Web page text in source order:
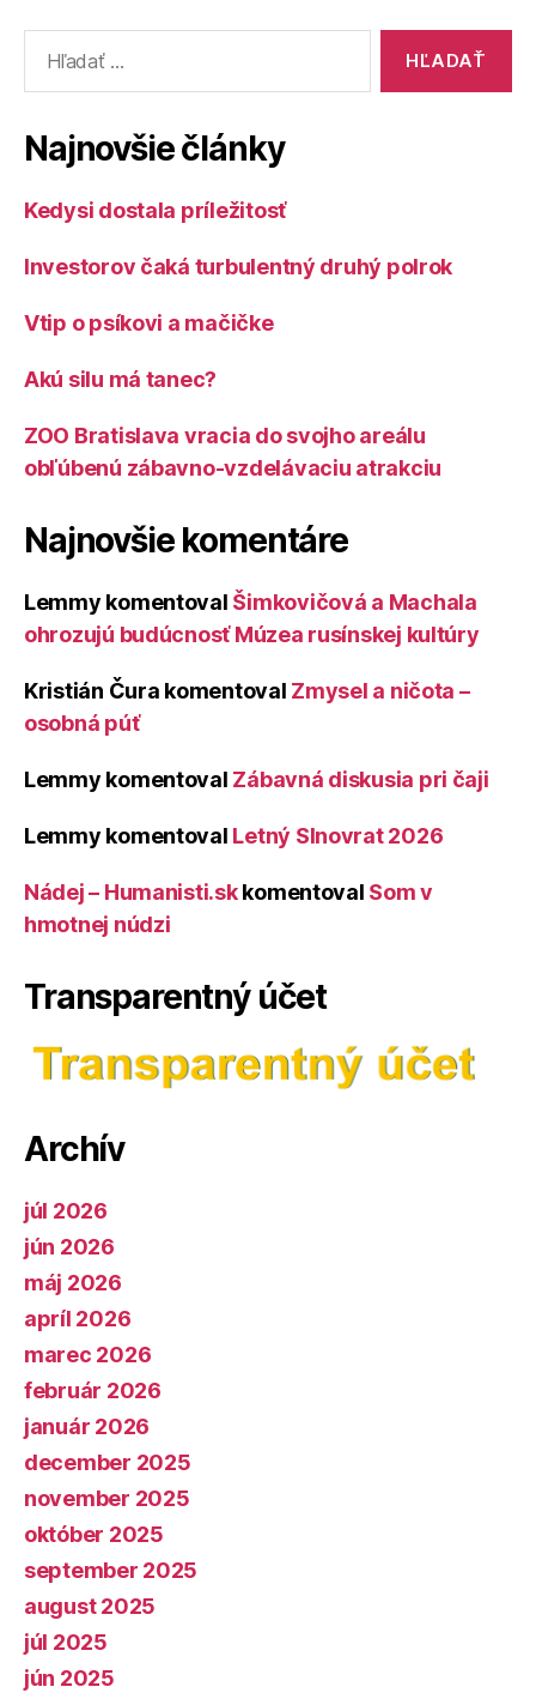
Najnovšie články
Kedysi dostala príležitosť
Investorov čaká turbulentný druhý polrok
Vtip o psíkovi a mačičke
Akú silu má tanec?
ZOO Bratislava vracia do svojho areálu
obľúbenú zábavno-vzdelávaciu atrakciu
Najnovšie komentáre
Lemmy komentoval Šimkovičová a Machala
ohrozujú budúcnosť Múzea rusínskej kultúry
Kristián Čura komentoval Zmysel a ničota –
osobná púť
Lemmy komentoval Zábavná diskusia pri čaji
Lemmy komentoval Letný Slnovrat 2026
Nádej – Humanisti.skkomentoval Som v
hmotnej núdzi
Transparentný účet
Archív
júl 2026
jún 2026
máj 2026
apríl 2026
marec 2026
február 2026
január 2026
december 2025
november 2025
október 2025
september 2025
august 2025
júl 2025
jún 2025